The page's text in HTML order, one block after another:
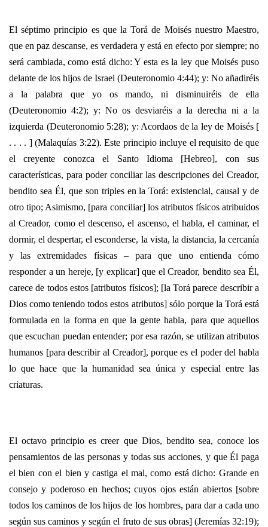
El séptimo principio es que la Torá de Moisés nuestro Maestro,
que en paz descanse, es verdadera y está en efecto por siempre; no
será cambiada, como está dicho: Y esta es la ley que Moisés puso
delante de los hijos de Israel (Deuteronomio 4:44); y: No añadiréis
a la palabra que yo os mando, ni disminuiréis de ella
(Deuteronomio 4:2); y: No os desviaréis a la derecha ni a la
izquierda (Deuteronomio 5:28); y: Acordaos de la ley de Moisés [
. . . . ] (Malaquías 3:22). Este principio incluye el requisito de que
el creyente conozca el Santo Idioma [Hebreo], con sus
características, para poder conciliar las descripciones del Creador,
bendito sea Él, que son triples en la Torá: existencial, causal y de
otro tipo; Asimismo, [para conciliar] los atributos físicos atribuidos
al Creador, como el descenso, el ascenso, el habla, el caminar, el
dormir, el despertar, el esconderse, la vista, la distancia, la cercanía
y las extremidades físicas – para que uno entienda cómo
responder a un hereje, [y explicar] que el Creador, bendito sea Él,
carece de todos estos [atributos físicos]; [la Torá parece describir a
Dios como teniendo todos estos atributos] sólo porque la Torá está
formulada en la forma en que la gente habla, para que aquellos
que escuchan puedan entender; por esa razón, se utilizan atributos
humanos [para describir al Creador], porque es el poder del habla
lo que hace que la humanidad sea única y especial entre las
criaturas.
El octavo principio es creer que Dios, bendito sea, conoce los
pensamientos de las personas y todas sus acciones, y que Él paga
el bien con el bien y castiga el mal, como está dicho: Grande en
consejo y poderoso en hechos; cuyos ojos están abiertos [sobre
todos los caminos de los hijos de los hombres, para dar a cada uno
según sus caminos y según el fruto de sus obras] (Jeremías 32:19);